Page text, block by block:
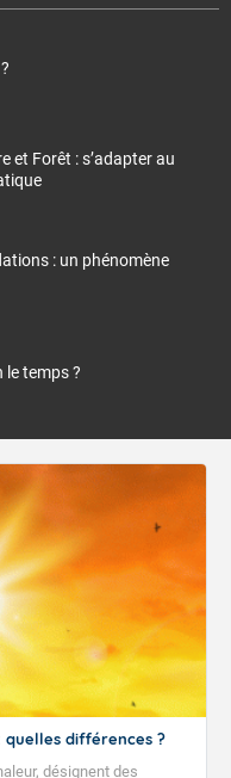
et Forêt : s’adapter au
: un phénomène
le temps ?
quelles différences ?
désignent des